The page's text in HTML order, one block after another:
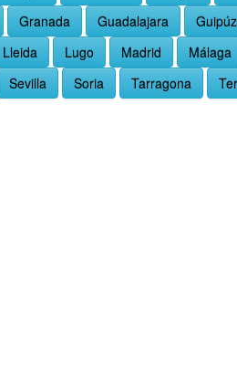
Granada Guadalajara
Lleida Lugo Madrid Málaga
Sevilla Soria Tarragona